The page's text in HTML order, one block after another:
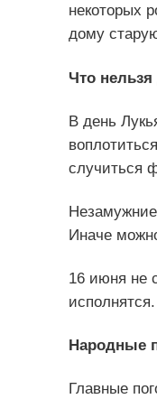
некоторых
дому
Что нельзя
В день
случиться
Иначе
16 июня не
исполнятся.
Народные
Главные